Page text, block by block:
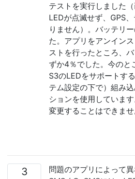
テストを実行しました（
LEDが点滅せず、GPS
りません）。バッテリ
た。アプリをアンイン
ストを行ったところ、
ずか4％でした。今のと
S3のLEDをサポートす
テム設定の下で）組み
ションを使用していま
変更することはできませ
3
問題のアプリによって